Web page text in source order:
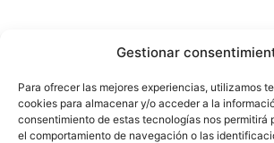
Gestionar
Para ofrecer las mejores experiencias, utilizamos
cookies para almacenar y/o acceder a la
consentimiento de estas tecnologías nos permitirá
el comportamiento de navegación o las
NO TE PIERDAS LO ÚLTIMO DEL CANAL
Haz clic en «Estoy de